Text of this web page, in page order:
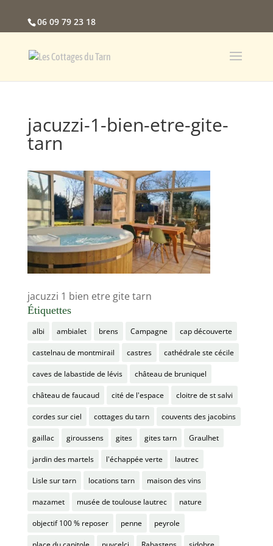
06 09 79 23 18
jacuzzi-1-bien-etre-gite-
tarn
jacuzzi 1 bien etre gite tarn
Étiquettes
albi ambialet brens Campagne cap découverte
castelnau de montmirail castres cathédrale ste cécile
caves de labastide de lévis château de bruniquel
château de faucaud cité de l'espace cloitre de st salvi
cordes sur ciel cottages du tarn couvents des jacobins
gaillac giroussens gites gites tarn Graulhet
jardin des martels l'échappée verte lautrec
Lisle sur tarn locations tarn maison des vins
mazamet musée de toulouse lautrec nature
objectif 100 % reposer penne peyrole